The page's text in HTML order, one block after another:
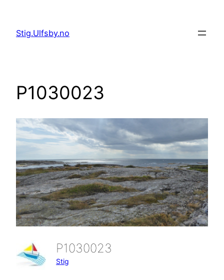
innhold
Stig.Ulfsby.no
P1030023
P1030023
Stig